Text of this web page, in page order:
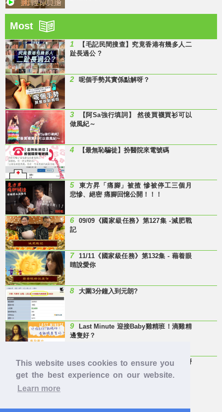
This website uses cookies to ensure you
get the best experience on our website.
Learn more
Most
1
【毛記民間搜查】究竟香港有幾多人二
趾長過公 ?
2 呢個手勢其實係點解呀？
3
【阿Sa強行填詞】 然後買襪買衫可以
做風紀～
4 【最無恥騙徒】扮醫院來電號碼
5
東方昇「痛腳」被揸 慘被停工三個月
悲慘、絕密 痛腳回憶公開！！！
6
09/09《國家級任務》第127集 -減肥戰
記
7
11/11《國家級任務》第132集 - 藉着眼
睛說愛你
8 大圍3分鐘入到元朗?
9
Last Minute 迎接Baby雞精班！滴雞精
邊隻好？
10
【童年回憶】 有冇人記得呢兩隻嘢